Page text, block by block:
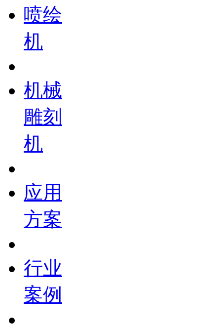
喷绘
机
机械
雕刻
机
应用
方案
行业
案例